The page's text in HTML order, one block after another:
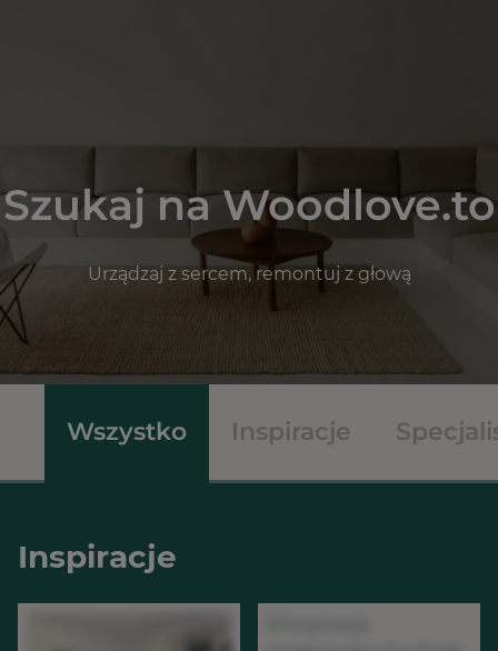
Szukaj na Woodlove.to
Urządzaj z sercem, remontuj z głową
Wszystko Inspiracje
Inspiracje